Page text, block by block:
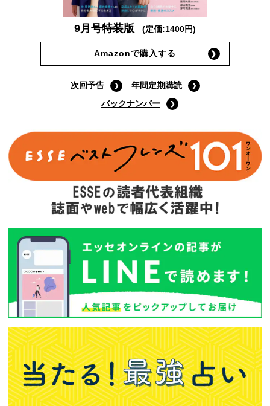
9月号特装版 (定価:1400円)
Amazonで購入する
次回予告
年間定期購読
バックナンバー